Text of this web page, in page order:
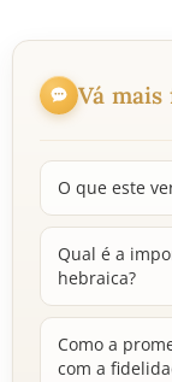
Vá
O que este
Qual é a
hebraica?
Como a
com a